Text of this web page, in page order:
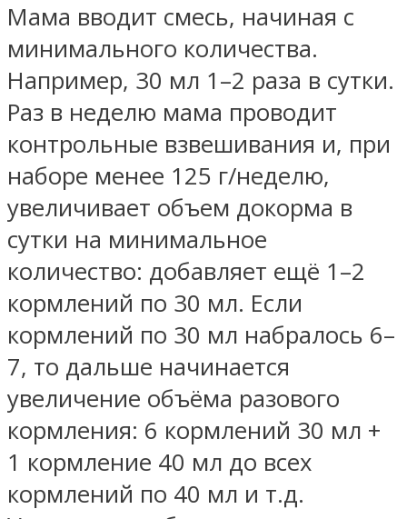
Мама вводит смесь, начиная с
минимального количества.
Например, 30 мл 1–2 раза в сутки.
Раз в неделю мама проводит
контрольные взвешивания и, при
наборе менее 125 г/неделю,
увеличивает объем докорма в
сутки на минимальное
количество: добавляет ещё 1–2
кормлений по 30 мл. Если
кормлений по 30 мл набралось 6–
7, то дальше начинается
увеличение объёма разового
кормления: 6 кормлений 30 мл +
1 кормление 40 мл до всех
кормлений по 40 мл и т.д.